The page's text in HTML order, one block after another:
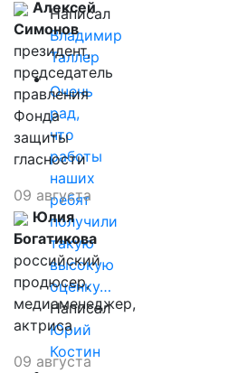
Написал
Владимир
Таллер
Очень
рад,
что
работы
наших
ребят
получили
такую
высокую
оценку…
Написал
Юрий
Костин
Алексей
Симонов
президент,
председатель
правления
Фонда
защиты
гласности
09 августа
Юлия
Богатикова
российский
продюсер,
медиаменеджер,
актриса
09 августа